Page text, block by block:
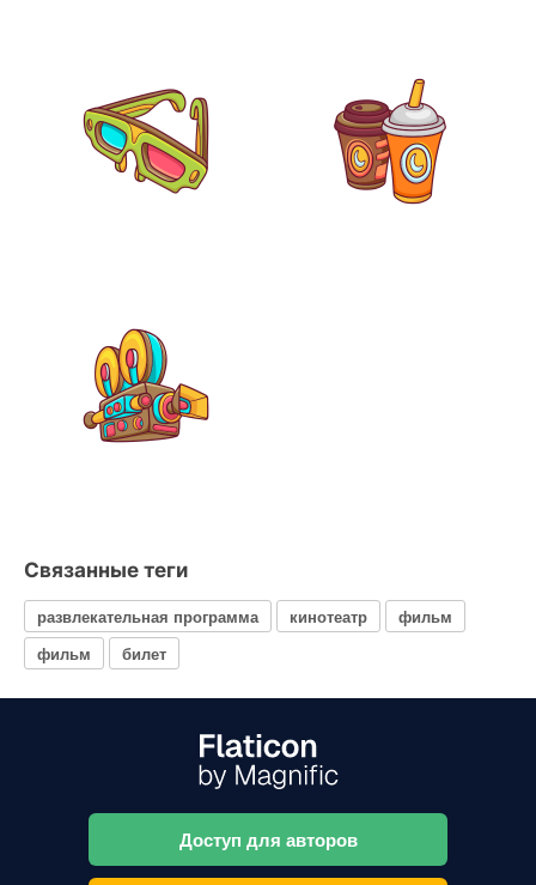
Связанные теги
развлекательная программа кинотеатр
фильм
фильм
билет
Доступ для авторов